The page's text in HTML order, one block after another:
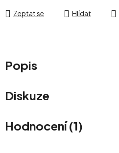
Zeptat se Hlídat
Popis
Diskuze
Hodnocení (1)